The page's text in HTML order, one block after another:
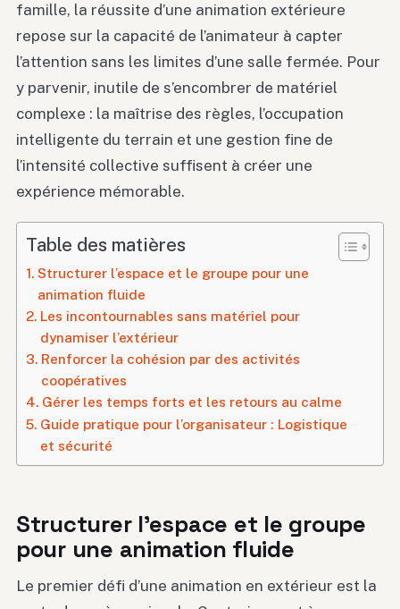
famille, la réussite d’une animation extérieure
repose sur la capacité de l’animateur à capter
l’attention sans les limites d’une salle fermée. Pour
y parvenir, inutile de s’encombrer de matériel
complexe : la maîtrise des règles, l’occupation
intelligente du terrain et une gestion fine de
l’intensité collective suffisent à créer une
expérience mémorable.
Table des matières
Structurer l’espace et le groupe pour une
animation fluide
Les incontournables sans matériel pour
dynamiser l’extérieur
Renforcer la cohésion par des activités
coopératives
Gérer les temps forts et les retours au calme
Guide pratique pour l’organisateur : Logistique
et sécurité
Structurer l’espace et le groupe
pour une animation fluide
Le premier défi d’une animation en extérieur est la